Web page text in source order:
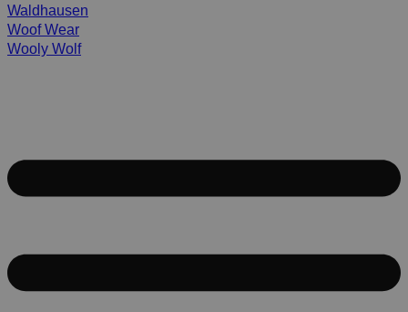
Waldhausen
Woof Wear
Wooly Wolf